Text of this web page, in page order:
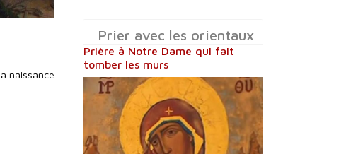
naissance
Prier avec les orientaux
Prière à Notre Dame qui fait
tomber les murs